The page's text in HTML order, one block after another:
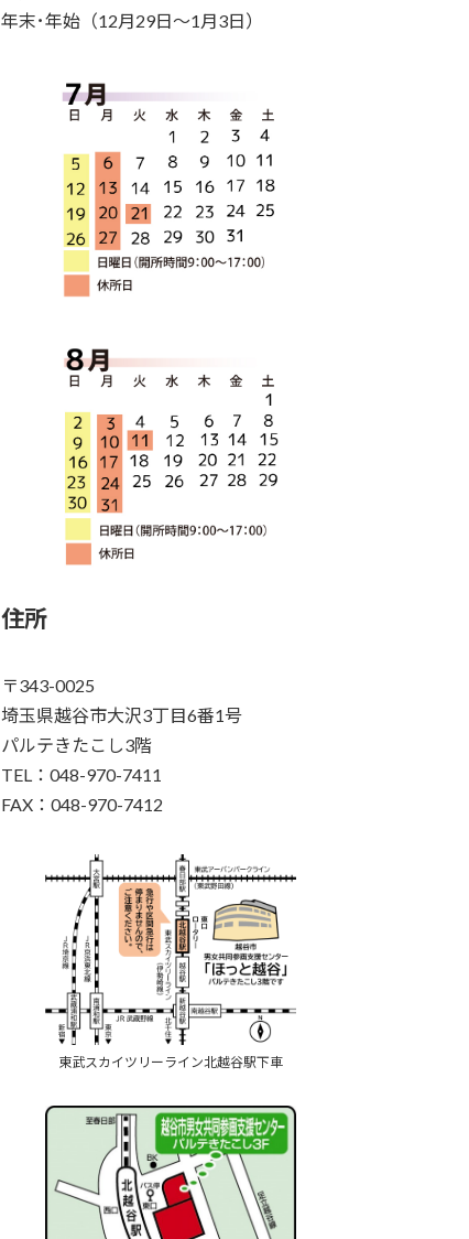
年末･年始（12月29日～1月3日）
住所
〒343-0025
埼玉県越谷市大沢3丁目6番1号
パルテきたこし3階
TEL：048-970-7411
FAX：048-970-7412
東武スカイツリーライン北越谷駅下車